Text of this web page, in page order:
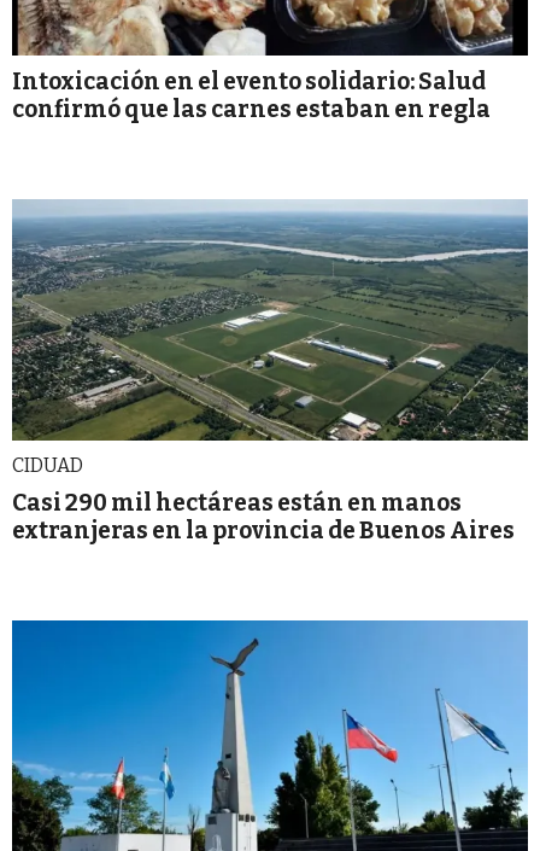
Intoxicación en el evento solidario: Salud
confirmó que las carnes estaban en regla
CIDUAD
Casi 290 mil hectáreas están en manos
extranjeras en la provincia de Buenos Aires